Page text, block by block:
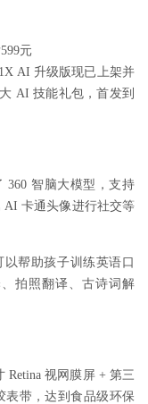
元
AI 升级版现已上架并
AI 技能礼包，首发到
360 智脑大模型，支持
卡通头像进行社交等
帮助孩子训练英语口
拍照翻译、古诗词解
Retina 视网膜屏 + 第三
表带，达到食品级环保